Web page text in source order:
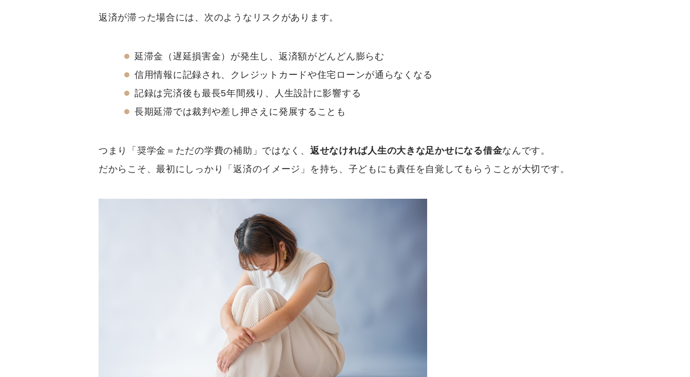
返済が滞った場合には、次のようなリスクがあります。
延滞金（遅延損害金）が発生し、返済額がどんどん膨らむ
信用情報に記録され、クレジットカードや住宅ローンが通らなくなる
記録は完済後も最長5年間残り、人生設計に影響する
長期延滞では裁判や差し押さえに発展することも
つまり「奨学金＝ただの学費の補助」ではなく、 返せなければ人生の大きな足かせになる借金なんです。
だからこそ、最初にしっかり「返済のイメージ」を持ち、子どもにも責任を自覚してもらうことが大切です。